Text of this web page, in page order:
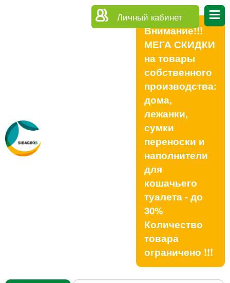
Личный кабинет
Внимание!!!
МЕГА СКИДКИ
на товары
собственного
производства:
дома,
лежанки,
сумки
переноски и
наполнители
для
кошачьего
туалета - до
30%
Количество
товара
ограничено !!!